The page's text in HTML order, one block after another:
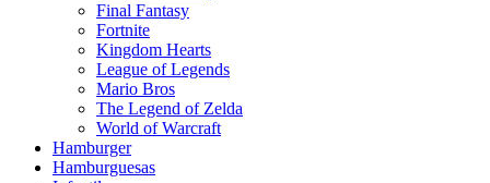
Final Fantasy
Fortnite
Kingdom Hearts
League of Legends
Mario Bros
The Legend of Zelda
World of Warcraft
Hamburger
Hamburguesas